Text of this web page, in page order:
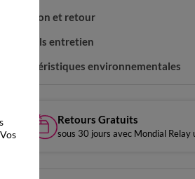
Livraison et retour
Conseils entretien
Caractéristiques environnementales
Retours Gratuits
sous 30 jours avec Mondial Relay